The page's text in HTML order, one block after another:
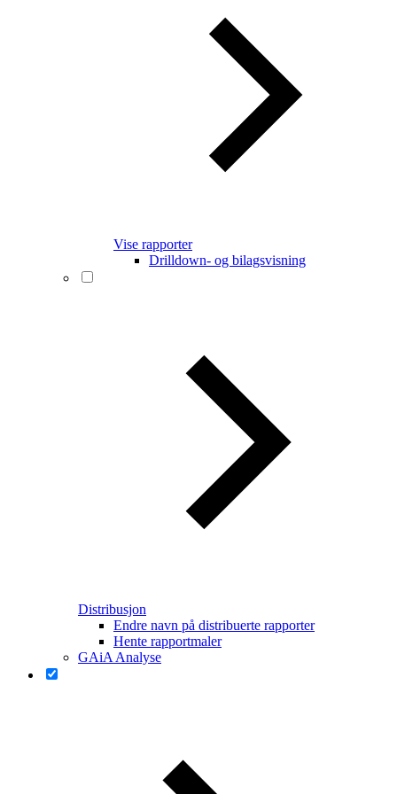
Vise rapporter
Drilldown- og bilagsvisning
Distribusjon
Endre navn på distribuerte rapporter
Hente rapportmaler
GAiA Analyse